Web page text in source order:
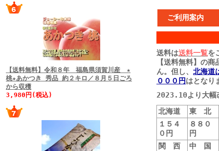
【送料無料】令和８年 福島県須賀川産 ★
桃★あかつき 秀品 約２キロ／８月５日ごろ
から収穫
3,980円(税込)
ご利用案内
送料は送料一覧を
【送料無料】の
ん。但し、 北海道
０００円はとなり
2023.10より大幅
北海道
東 北
１５４
０円
８８０
円
関 西
中 国